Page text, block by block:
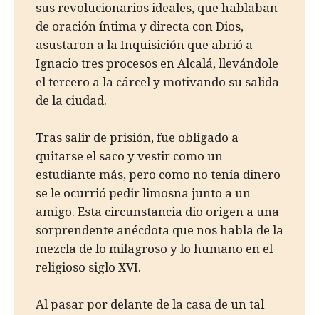
sus revolucionarios ideales, que hablaban
de oración íntima y directa con Dios,
asustaron a la Inquisición que abrió a
Ignacio tres procesos en Alcalá, llevándole
el tercero a la cárcel y motivando su salida
de la ciudad.
Tras salir de prisión, fue obligado a
quitarse el saco y vestir como un
estudiante más, pero como no tenía dinero
se le ocurrió pedir limosna junto a un
amigo. Esta circunstancia dio origen a una
sorprendente anécdota que nos habla de la
mezcla de lo milagroso y lo humano en el
religioso siglo XVI.
Al pasar por delante de la casa de un tal